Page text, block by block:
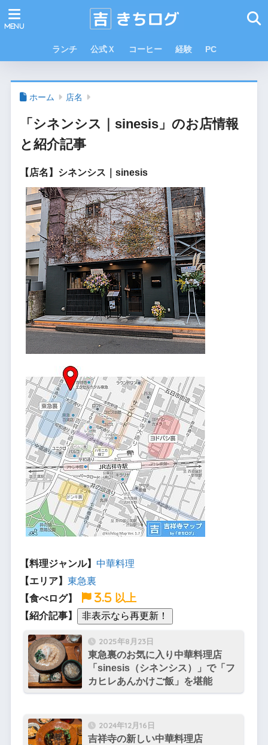
ランチ 公式Ｘ コーヒー 経験 PC
ホーム 店名
「シネンシス｜sinesis」のお店情報
と紹介記事
【店名】シネンシス｜sinesis
【料理ジャンル】 中華料理
【エリア】 東急裏
【食べログ】
3.5 以上
【紹介記事】
2025年8月23日
東急裏のお気に入り中華料理店
「sinesis（シネンシス）」で「フ
カヒレあんかけご飯」を堪能
2024年12月16日
吉祥寺の新しい中華料理店